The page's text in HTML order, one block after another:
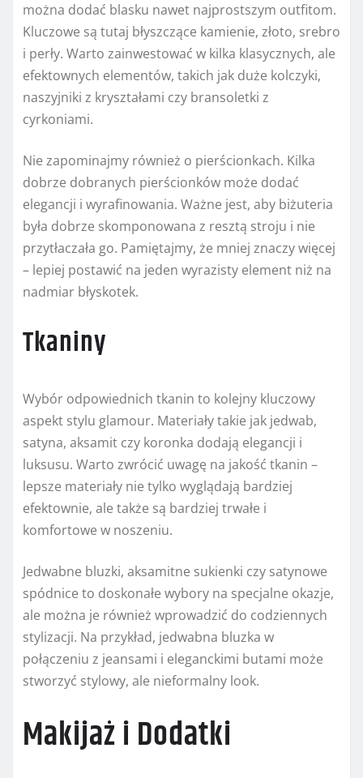
można dodać blasku nawet najprostszym outfitom.
Kluczowe są tutaj błyszczące kamienie, złoto, srebro
i perły. Warto zainwestować w kilka klasycznych, ale
efektownych elementów, takich jak duże kolczyki,
naszyjniki z kryształami czy bransoletki z
cyrkoniami.
Nie zapominajmy również o pierścionkach. Kilka
dobrze dobranych pierścionków może dodać
elegancji i wyrafinowania. Ważne jest, aby biżuteria
była dobrze skomponowana z resztą stroju i nie
przytłaczała go. Pamiętajmy, że mniej znaczy więcej
– lepiej postawić na jeden wyrazisty element niż na
nadmiar błyskotek.
Tkaniny
Wybór odpowiednich tkanin to kolejny kluczowy
aspekt stylu glamour. Materiały takie jak jedwab,
satyna, aksamit czy koronka dodają elegancji i
luksusu. Warto zwrócić uwagę na jakość tkanin –
lepsze materiały nie tylko wyglądają bardziej
efektownie, ale także są bardziej trwałe i
komfortowe w noszeniu.
Jedwabne bluzki, aksamitne sukienki czy satynowe
spódnice to doskonałe wybory na specjalne okazje,
ale można je również wprowadzić do codziennych
stylizacji. Na przykład, jedwabna bluzka w
połączeniu z jeansami i eleganckimi butami może
stworzyć stylowy, ale nieformalny look.
Makijaż i Dodatki